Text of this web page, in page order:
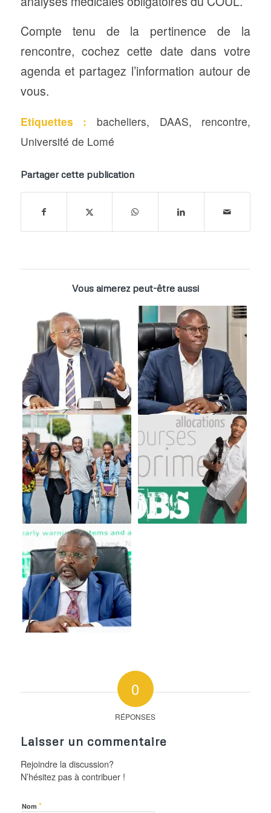
Compte tenu de la pertinence de la
rencontre, cochez cette date dans votre
agenda et partagez l’information autour de
vous.
Etiquettes : bacheliers, DAAS, rencontre,
Université de Lomé
Partager cette publication
Vous aimerez peut-être aussi
0
RÉPONSES
Laisser un commentaire
Rejoindre la discussion?
N’hésitez pas à contribuer !
Nom *